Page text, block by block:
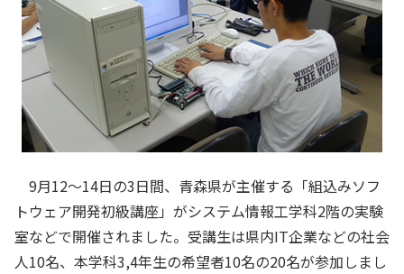
9月12〜14日の3日間、青森県が主催する「組込みソフ
トウェア開発初級講座」がシステム情報工学科2階の実験
室などで開催されました。受講生は県内IT企業などの社会
人10名、本学科3,4年生の希望者10名の20名が参加しまし